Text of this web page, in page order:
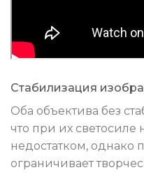
Стабилизация
Оба объектива без
что при их светосиле
недостатком, однако
ограничивает